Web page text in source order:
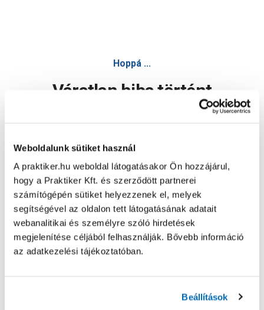
Weboldalunk sütiket használ
A praktiker.hu weboldal látogatásakor Ön hozzájárul,
hogy a Praktiker Kft. és szerződött partnerei
számítógépén sütiket helyezzenek el, melyek
segítségével az oldalon tett látogatásának adatait
webanalitikai és személyre szóló hirdetések
megjelenítése céljából felhasználják. Bővebb információ
az adatkezelési tájékoztatóban.
Beállítások
Hoppá ...
Váratlan hiba történt
Oldal újratöltése